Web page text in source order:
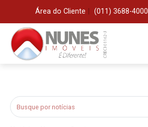
Área do Cliente (011) 3688-4000